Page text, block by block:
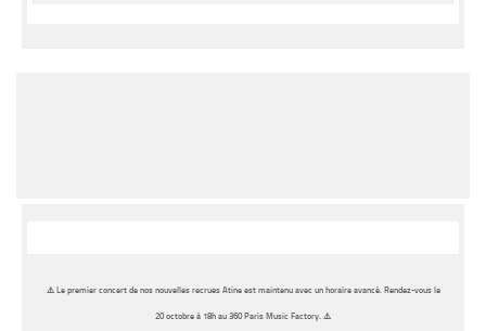
⚠️ Le premier concert de nos nouvelles recrues Atine est maintenu avec un horaire avancé. Rendez-vous le
20 octobre à 18h au 360 Paris Music Factory. ⚠️